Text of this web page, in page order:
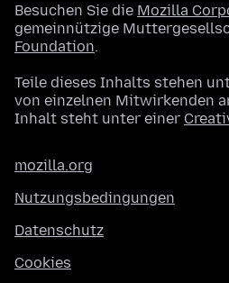
Besuchen Sie die Mozilla
gemeinnützige
Foundation.
Teile dieses Inhalts stehen
von einzelnen Mitwirkenden
Inhalt steht unter einer
mozilla.org
Nutzungsbedingungen
Datenschutz
Cookies